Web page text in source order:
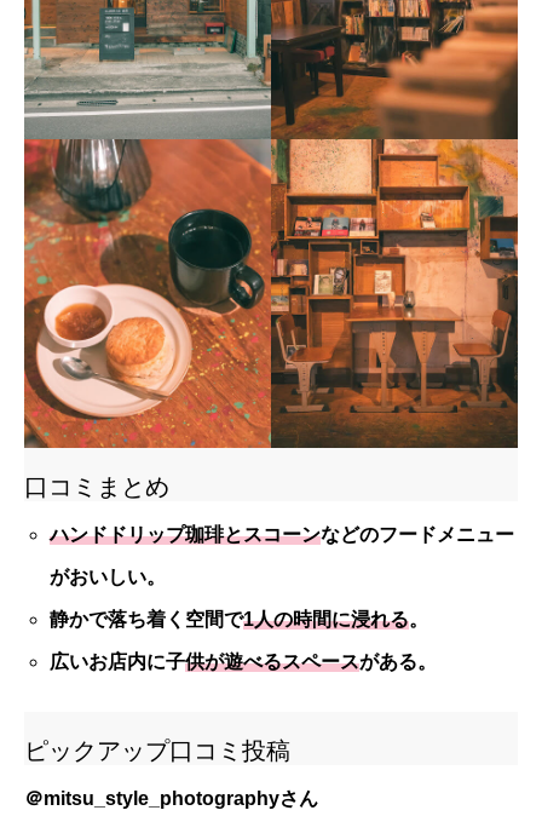
口コミまとめ
ハンドドリップ珈琲とスコーンなどのフードメニュー
がおいしい。
静かで落ち着く空間で1人の時間に浸れる。
広いお店内に子供が遊べるスペースがある。
ピックアップ口コミ投稿
＠mitsu_style_photographyさん